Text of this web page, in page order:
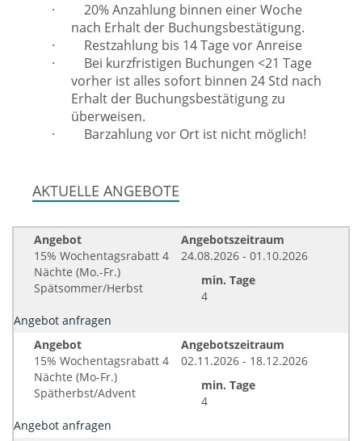
· 20% Anzahlung binnen einer Woche
nach Erhalt der Buchungsbestätigung.
· Restzahlung bis 14 Tage vor Anreise
· Bei kurzfristigen Buchungen <21 Tage
vorher ist alles sofort binnen 24 Std nach
Erhalt der Buchungsbestätigung zu
überweisen.
· Barzahlung vor Ort ist nicht möglich!
AKTUELLE ANGEBOTE
Angebot
15% Wochentagsrabatt 4
Nächte (Mo.-Fr.)
Spätsommer/Herbst
Angebotszeitraum
24.08.2026 - 01.10.2026
min. Tage
4
Angebot anfragen
Angebot
15% Wochentagsrabatt 4
Nächte (Mo-Fr.)
Spätherbst/Advent
Angebotszeitraum
02.11.2026 - 18.12.2026
min. Tage
4
Angebot anfragen